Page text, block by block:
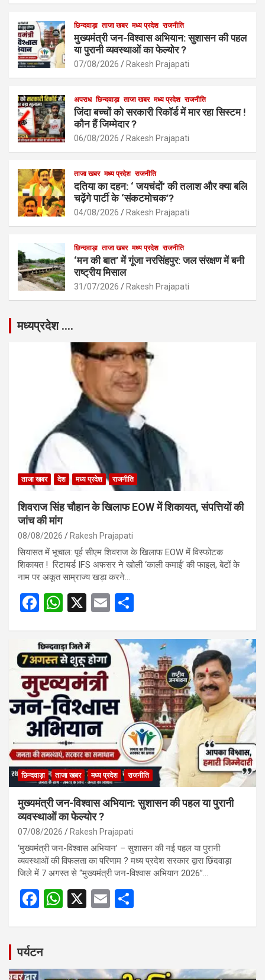
b
o
o
k
s
A
p
p
e
छिन्दवाड़ा ताजा खबर मध्य प्रदेश राजनीति
मुख्यमंत्री जन-विश्वास अभियान: सुशासन की पहल
या पुरानी व्यवस्थाओं का फेल्योर ?
07/08/2026 Rakesh Prajapati
अपराध छिन्दवाड़ा ताजा खबर मध्य प्रदेश राजनीति
जिंदा बच्चों को सरकारी रिकॉर्ड में मार रहा सिस्टम !
कौन हैं जिम्मेदार ?
06/08/2026 Rakesh Prajapati
ताजा खबर मध्य प्रदेश राजनीति
दतिया का दहन: ‘ जयचंदों’ की तलाश और क्या बलि
चढ़ेंगे पार्टी के ‘संकटमोचक’?
04/08/2026 Rakesh Prajapati
छिन्दवाड़ा ताजा खबर मध्य प्रदेश राजनीति
‘मन की बात’ में गूंजा नरसिंहपुर: जल संरक्षण में बनी
राष्ट्रीय मिसाल
31/07/2026 Rakesh Prajapati
मध्यप्रदेश ….
ताजा खबर देश मध्य प्रदेश राजनीति
शिवराज सिंह चौहान के खिलाफ EOW में शिकायत, संपत्तियों की
जांच की मांग
08/08/2026 Rakesh Prajapati
सियासत में भूचाल: पूर्व सीएम शिवराज के खिलाफ EOW में विस्फोटक
शिकायत ! रिटायर्ड IFS अफसर ने खोली ‘काली कमाई’ की फाइल, बेटों के
नाम पर अकूत साम्राज्य खड़ा करने…
F
ce
b
o
o
k
W
at
s
A
p
p
X
E
ail ar
e
छिन्दवाड़ा ताजा खबर मध्य प्रदेश राजनीति
मुख्यमंत्री जन-विश्वास अभियान: सुशासन की पहल या पुरानी
व्यवस्थाओं का फेल्योर ?
07/08/2026 Rakesh Prajapati
‘मुख्यमंत्री जन-विश्वास अभियान’ – सुशासन की नई पहल या पुरानी
व्यवस्थाओं की विफलता का परिणाम ? मध्य प्रदेश सरकार द्वारा छिंदवाड़ा
जिले में 7 अगस्त से “मुख्यमंत्री जन-विश्वास अभियान 2026”…
F
b
o
W
A
X
E
पर्यटन